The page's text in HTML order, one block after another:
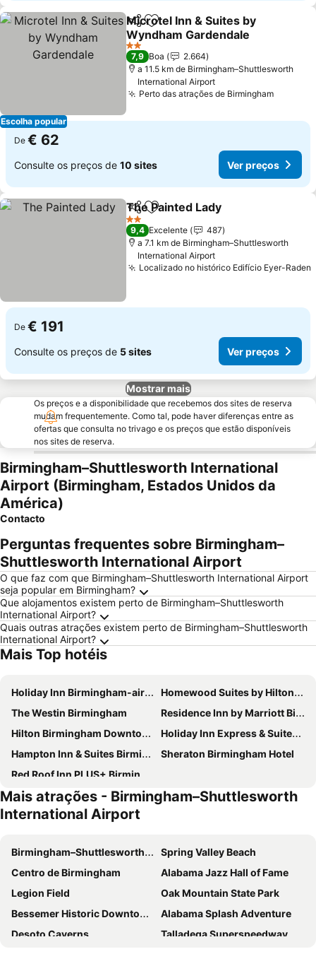
Escolha popular
PartilharAdicionar aos favoritos
Microtel Inn & Suites by
Wyndham Gardendale
Ver preços
2 Estrelas
7,9 Boa
2.664
a 11.5 km de Birmingham–Shuttlesworth
International Airport
Perto das atrações de BirminghamVer
De € 62
Consulte os preços de 10 sites Ver preços
PartilharAdicionar aos favoritos
The Painted Lady
2 Estrelas
9,4 Excelente
487
a 7.1 km de Birmingham–Shuttlesworth
International Airport
Localizado no histórico Edifício Eyer-Raden
De € 191
Consulte os preços de 5 sites Ver preços
Mostrar mais
Os preços e a disponibilidade que recebemos dos sites de reserva
mudam frequentemente. Como tal, pode haver diferenças entre as
ofertas que consulta no trivago e os preços que estão disponíveis
nos sites de reserva.
Birmingham–Shuttlesworth International
Airport (Birmingham, Estados Unidos da
América)
Contacto
Perguntas frequentes sobre Birmingham–
Shuttlesworth International Airport
O que faz com que Birmingham–Shuttlesworth International Airport
seja popular em Birmingham?
Que alojamentos existem perto de Birmingham–Shuttlesworth
International Airport?
Quais outras atrações existem perto de Birmingham–Shuttlesworth
International Airport?
Mais Top hotéis
Holiday Inn Birmingham-airport By Ihg
Homewood Suites by Hilton Birmingham Downtown Near UAB
The Westin Birmingham
Residence Inn by Marriott Birmingham Downtown at UAB
Hilton Birmingham Downtown at UAB
Holiday Inn Express & Suites Birmingham - Inverness 280 By Ihg
Hampton Inn & Suites Birmingham-Downtown-Tutwiler
Sheraton Birmingham Hotel
Red Roof Inn PLUS+ Birmingham East – Irondale/Airport
Mais atrações - Birmingham–Shuttlesworth
International Airport
Birmingham–Shuttlesworth International Airport
Spring Valley Beach
Centro de Birmingham
Alabama Jazz Hall of Fame
Legion Field
Oak Mountain State Park
Bessemer Historic Downtown District
Alabama Splash Adventure
Desoto Caverns
Talladega Superspeedway